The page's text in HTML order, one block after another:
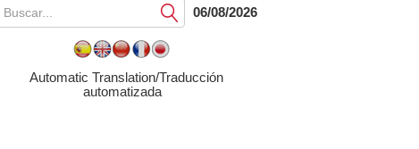
Submit06/08/2026
Automatic Translation/Traducción
automatizada